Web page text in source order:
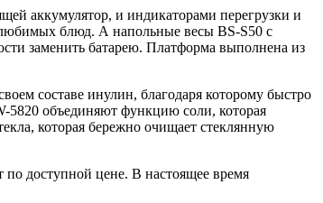
аккумулятор, и индикаторами перегрузки и
любимых блюд. А напольные весы BS-S50 с
заменить батарею. Платформа выполнена из
составе инулин, благодаря которому быстро
5820 объединяют функцию соли, которая
которая бережно очищает стеклянную
по доступной цене. В настоящее время